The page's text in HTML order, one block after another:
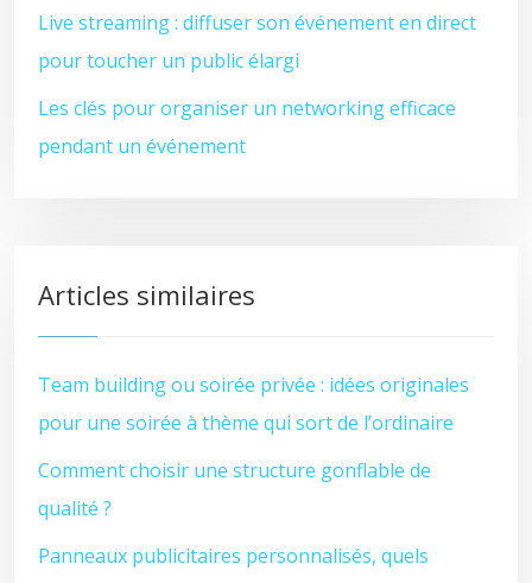
Live streaming : diffuser son événement en direct
pour toucher un public élargi
Les clés pour organiser un networking efficace
pendant un événement
Articles similaires
Team building ou soirée privée : idées originales
pour une soirée à thème qui sort de l’ordinaire
Comment choisir une structure gonflable de
qualité ?
Panneaux publicitaires personnalisés, quels